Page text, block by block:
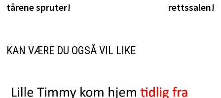
tårene spruter!
rettssalen!
KAN VÆRE DU OGSÅ VIL LIKE